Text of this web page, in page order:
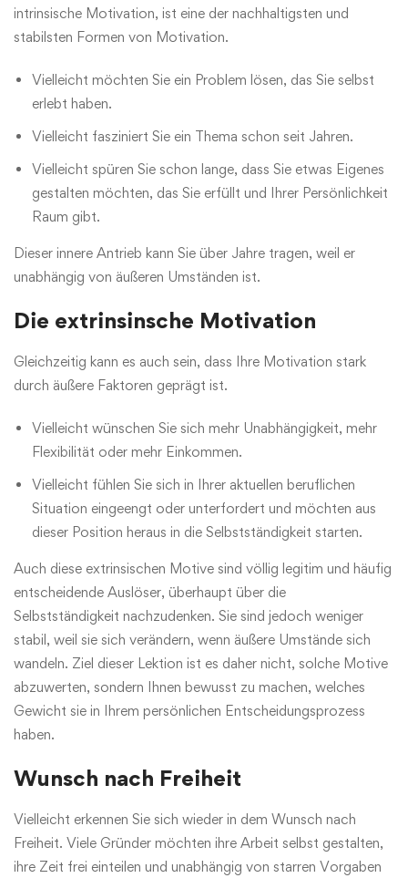
intrinsische Motivation, ist eine der nachhaltigsten und
stabilsten Formen von Motivation.
Vielleicht möchten Sie ein Problem lösen, das Sie selbst
erlebt haben.
Vielleicht fasziniert Sie ein Thema schon seit Jahren.
Vielleicht spüren Sie schon lange, dass Sie etwas Eigenes
gestalten möchten, das Sie erfüllt und Ihrer Persönlichkeit
Raum gibt.
Dieser innere Antrieb kann Sie über Jahre tragen, weil er
unabhängig von äußeren Umständen ist.
Die extrinsinsche Motivation
Gleichzeitig kann es auch sein, dass Ihre Motivation stark
durch äußere Faktoren geprägt ist.
Vielleicht wünschen Sie sich mehr Unabhängigkeit, mehr
Flexibilität oder mehr Einkommen.
Vielleicht fühlen Sie sich in Ihrer aktuellen beruflichen
Situation eingeengt oder unterfordert und möchten aus
dieser Position heraus in die Selbstständigkeit starten.
Auch diese extrinsischen Motive sind völlig legitim und häufig
entscheidende Auslöser, überhaupt über die
Selbstständigkeit nachzudenken. Sie sind jedoch weniger
stabil, weil sie sich verändern, wenn äußere Umstände sich
wandeln. Ziel dieser Lektion ist es daher nicht, solche Motive
abzuwerten, sondern Ihnen bewusst zu machen, welches
Gewicht sie in Ihrem persönlichen Entscheidungsprozess
haben.
Wunsch nach Freiheit
Vielleicht erkennen Sie sich wieder in dem Wunsch nach
Freiheit. Viele Gründer möchten ihre Arbeit selbst gestalten,
ihre Zeit frei einteilen und unabhängig von starren Vorgaben